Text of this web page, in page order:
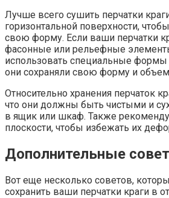
Лучше всего сушить перчатки
горизонтальной поверхности,
свою форму. Если ваши перчатки
фасонные или рельефные
использовать специальные
они сохраняли свою форму и
Относительно хранения перчаток
что они должны быть чистыми и
в ящик или шкаф. Также
плоскости, чтобы избежать их
Дополнительные
Вот еще несколько советов,
сохранить ваши перчатки краги в